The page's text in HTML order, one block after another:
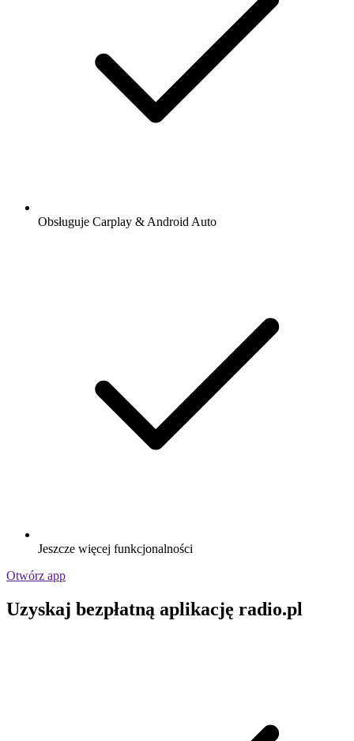
Obsługuje Carplay & Android Auto
Jeszcze więcej funkcjonalności
Otwórz app
Uzyskaj bezpłatną aplikację radio.pl